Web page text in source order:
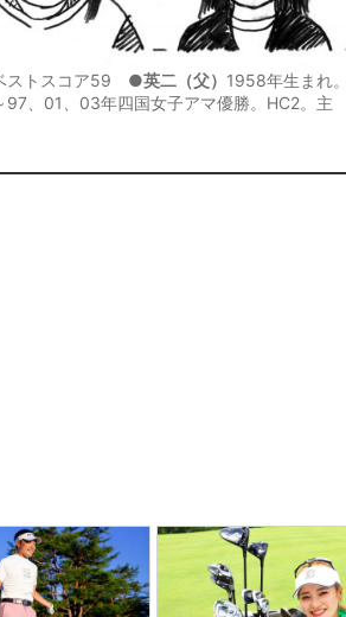
ストスコア59 ●英二（父） 1958年生まれ
、01、03年四国女子アマ優勝。HC2。主